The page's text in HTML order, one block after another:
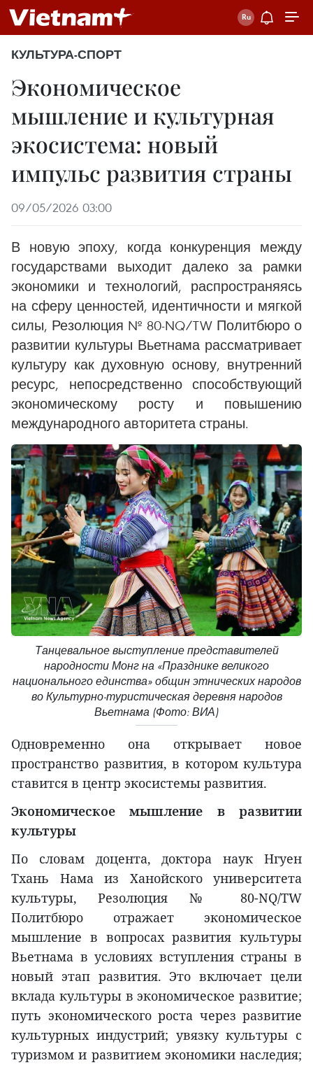
КУЛЬТУРА-СПОРТ
Экономическое
мышление и культурная
экосистема: новый
импульс развития страны
09/05/2026 03:00
В новую эпоху, когда конкуренция между
государствами выходит далеко за рамки
экономики и технологий, распространяясь
на сферу ценностей, идентичности и мягкой
силы, Резолюция № 80-NQ/TW Политбюро о
развитии культуры Вьетнама рассматривает
культуру как духовную основу, внутренний
ресурс, непосредственно способствующий
экономическому росту и повышению
международного авторитета страны.
Танцевальное выступление представителей
народности Монг на «Празднике великого
национального единства» общин этнических народов
во Культурно-туристическая деревня народов
Вьетнама (Фото: ВИА)
Одновременно она открывает новое
пространство развития, в котором культура
ставится в центр экосистемы развития.
Экономическое мышление в развитии
культуры
По словам доцента, доктора наук Нгуен
Тхань Нама из Ханойского университета
культуры, Резолюция № 80-NQ/TW
Политбюро отражает экономическое
мышление в вопросах развития культуры
Вьетнама в условиях вступления страны в
новый этап развития. Это включает цели
вклада культуры в экономическое развитие;
путь экономического роста через развитие
культурных индустрий; увязку культуры с
туризмом и развитием экономики наследия;